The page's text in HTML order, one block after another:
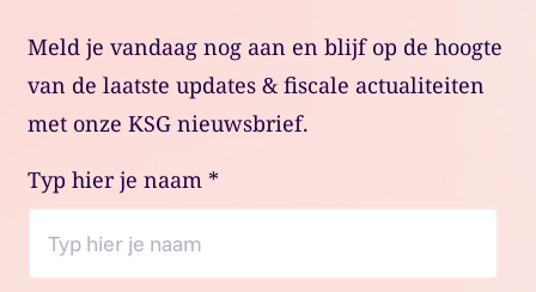
Meld je vandaag nog aan en blijf op de hoogte
van de laatste updates & fiscale actualiteiten
met onze KSG nieuwsbrief.
Typ hier je naam *